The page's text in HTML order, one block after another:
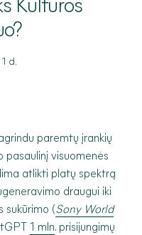
Kultūros
d.
paremtų įrankių
pasaulinį visuomenės
atlikti platų spektrą
draugui iki
sukūrimo (Sony World
1 mln. prisijungimų